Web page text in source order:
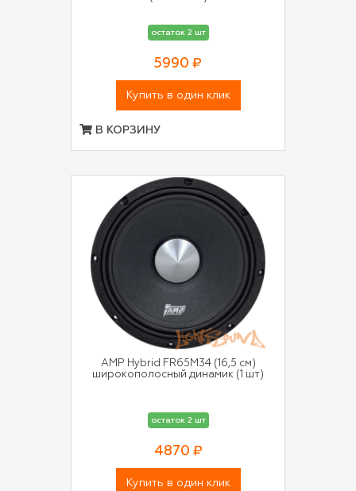
остаток 2 шт
5990 ₽
Купить в один клик
В КОРЗИНУ
AMP Hybrid FR65M34 (16,5 см)
широкополосный динамик (1 шт)
остаток 2 шт
4870 ₽
Купить в один клик